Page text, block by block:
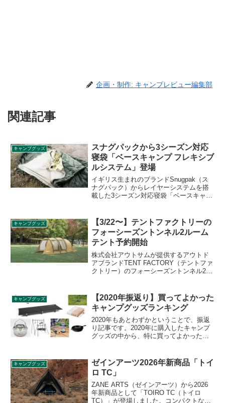
企画・制作: キャンプレビュー編集部
関連記事
キャンプグッズ
スナグパックから3シーズン対応
寝袋「ベースキャンプ フレキシブ
ルシステム」登場
イギリス生まれのブランドSnugpak（ス
ナグパック）からレイヤーシステムを搭
載した3シーズン対応寝袋「ベースキャン
結させて使うこともできる寝袋です。詳
細をレビューします。
キャンプグッズ
【3/22〜】テントファクトリーの
フォーシーズントンネル2ルーム
テント予約開始
株式会社アウトサムが提供するアウトド
アブランドTENT FACTORY（テントファ
クトリー）のフォーシーズントンネル2ル
に品切れになってしまった同製品の詳細
をレビューします。
キャンプグッズ
【2020年振返り】買ってよかった
キャンプグッズランキング
2020年もあとわずかということで、振返
り記事です。2020年に購入したキャンプ
グッズの中から、特に買ってよかったア
たお蔵入りグッズもご紹介します。）
キャンプグッズ
ゼインアーツ2026年新商品「トイ
ロ TC」
ZANE ARTS（ゼインアーツ）から2026
年新商品として「TOIRO TC（トイロ
TC）」が登場しました。コンパクトなボ